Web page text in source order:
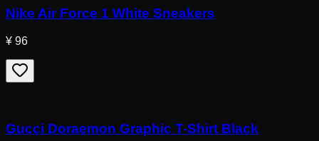
Nike Air Force 1 White Sneakers
¥ 96
Gucci Doraemon Graphic T-Shirt Black